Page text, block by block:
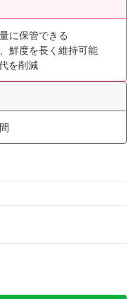
に保管できる
鮮度を長く維持可能
を削減